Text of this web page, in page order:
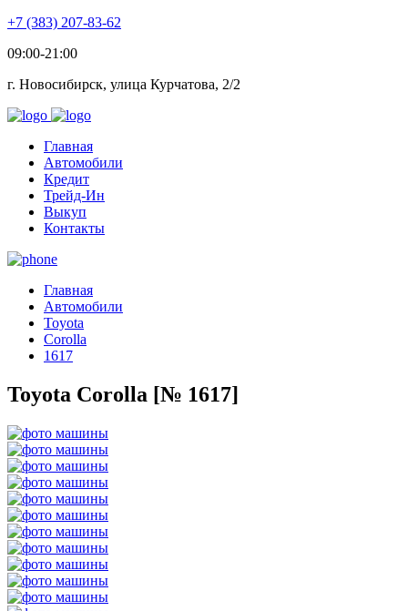
+7 (383) 207-83-62
09:00-21:00
г. Новосибирск, улица Курчатова, 2/2
Главная
Автомобили
Кредит
Трейд-Ин
Выкуп
Контакты
Главная
Автомобили
Toyota
Corolla
1617
Toyota Corolla [№ 1617]